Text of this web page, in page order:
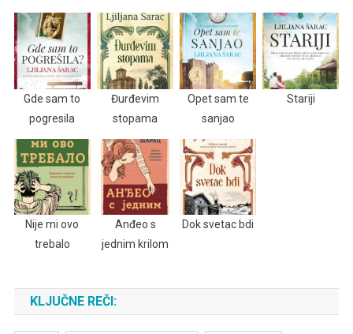
Gde sam to
pogresila
Đurđevim
stopama
Opet sam te
sanjao
Stariji
Nije mi ovo
trebalo
Anđeo s
jednim krilom
Dok svetac bdi
KLJUČNE REČI: